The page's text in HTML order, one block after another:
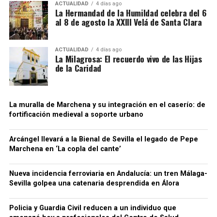
Manuel Amaya.
22:00 h – Gratuito.
Los Mickis (25 aniversario).
23:00 h – Gratuito.
Martes 2 – Sevilla (Noches de la
Joaquín Sabina – Hola y adiós
21:00 h – Plaza de Toros.
Miércoles 3 – Utrera (Preferia, Plaza
PABLO J. GALLEGO (ABOGADO)
Despacho en MARCHENA: 954844003
Móvil: 635266004
WhatsApp: 635266004
Mail: pablogallegoabogado@hotmail.com
demanda, con lo cual usted recupera su
dinero y paga “cero” a dichos
profesionales.
En estas circunstancias el cliente o
consumidor recupera un “buen dinerito”
que siempre viene bien en los tiempos
que corren y lo único que tiene que hacer
es contactar con un Abogado
especializado en asuntos bancarios que
le lleve el caso, le asesore e informe. Así
de sencillo y ya tiene usted “un dinerito
extra para las próximas vacaciones”, que
ACTUALIDAD 4 días ago
La Hermandad de la Humildad celebra del 6
al 8 de agosto la XXIII Velá de Santa Clara
ACTUALIDAD 4 días ago
La Milagrosa: El recuerdo vivo de las Hijas
de la Caridad
La muralla de Marchena y su integración en el caserío: de
fortificación medieval a soporte urbano
Arcángel llevará a la Bienal de Sevilla el legado de Pepe
Marchena en ‘La copla del cante’
Nueva incidencia ferroviaria en Andalucía: un tren Málaga-
Sevilla golpea una catenaria desprendida en Álora
Policia y Guardia Civil reducen a un individuo que